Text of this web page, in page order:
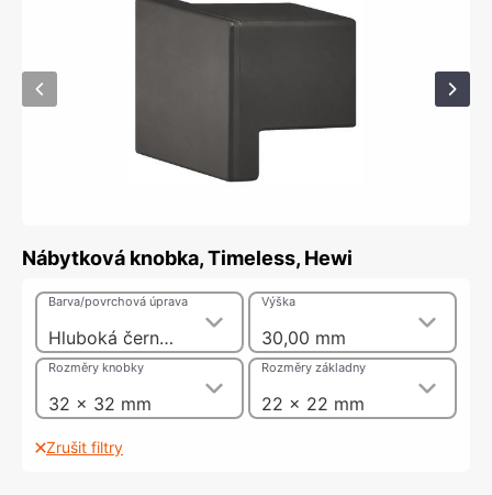
Nábytková knobka, Timeless, Hewi
Hluboká černá, matný
Barva/povrchová úprava
30,00 mm
Výška
32 x 32 mm
Rozměry knobky
22 x 22 mm
Rozměry základny
Zrušit filtry